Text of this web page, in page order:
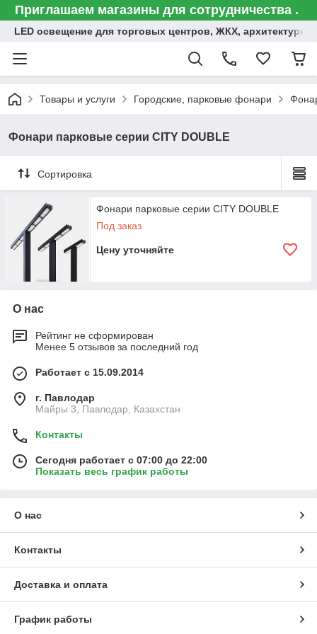
Приглашаем магазины для сотрудничества .
LED освещение для торговых центров, ЖКХ,
Товары и услуги Городские, парковые фонари
Фонари парковые серии CITY DOUBLE
Сортировка
Фонари парковые серии CITY DOUBLE
Под заказ
Цену уточняйте
О нас
Рейтинг не сформирован
Менее 5 отзывов за последний год
Работает с 15.09.2014
г. Павлодар
Майры 3, Павлодар, Казахстан
Контакты
Сегодня работает с 07:00 до 22:00
Показать весь график работы
О нас
Контакты
Доставка и оплата
График работы